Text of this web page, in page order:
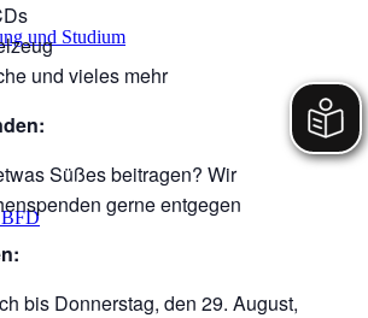
und Studium
BFD
und vieles mehr
Süßes beitragen? Wir
gerne entgegen
bis Donnerstag, den 29. August,